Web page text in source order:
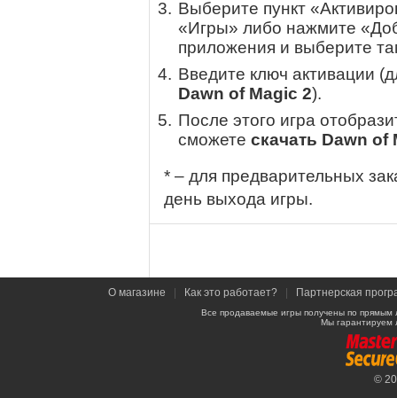
Выберите пункт
«Игры» либо нажмите
приложения и выберите
Введите ключ активации
Dawn of Magic 2).
После этого игра
сможете скачать Dawn of
* – для предварительных
день выхода игры.
О магазине Как это работает? Партнерская
Все продаваемые игры получены по
Мы гарантируем
©